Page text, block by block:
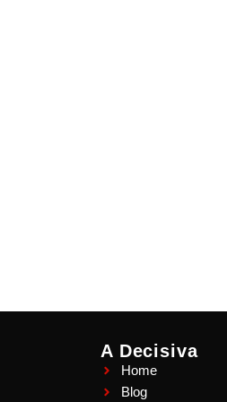
A Decisiva
Home
Blog